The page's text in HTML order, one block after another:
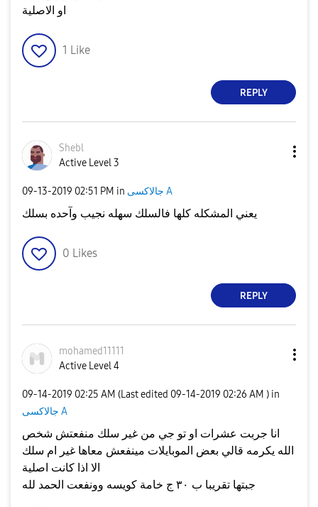
او الاصلية
1 Like
REPLY
Shebl
Active Level 3
‎09-13-2019 02:51 PM in جالاكسى A
يعني المشكله كلها فالسلك سهله نجيب وآحده بسلك
0 Likes
REPLY
mohamed11111
Active Level 4
‎09-14-2019 02:25 AM (Last edited ‎09-14-2019 02:26 AM ) in
جالاكسى A
انا جربت عشرات او تو جي من غير سلك منفعتش شخص
الله يكرمه قالي بعض الموبايلات مينفعش معاها غير ام سلك
الا اذا كانت اصلية
جبتها تقريبا ب ٣٠ ج خامة كويسه وونفعت الحمد لله